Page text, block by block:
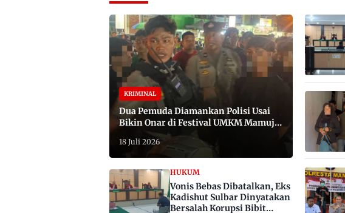
KRIMINAL
Dua Pemuda Diamankan Polisi Usai
Bikin Onar di Festival UMKM Mamuju,
Satu Bawa Badik
18 Juli 2026
HUKUM
Vonis Bebas Dibatalkan, Eks
Kadishut Sulbar Dinyatakan
Bersalah Korupsi Bibit